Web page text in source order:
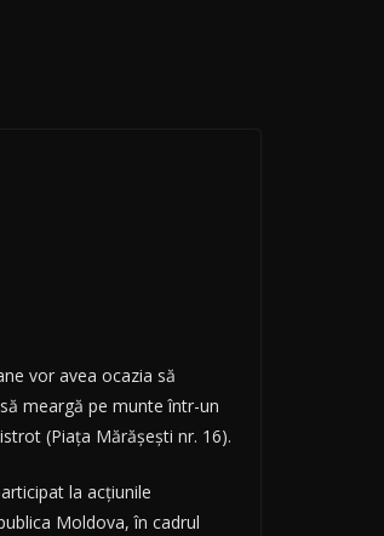
vor avea ocazia să
meargă pe munte într-un
(Piața Mărășești nr. 16).
la acţiunile
Moldova, în cadrul